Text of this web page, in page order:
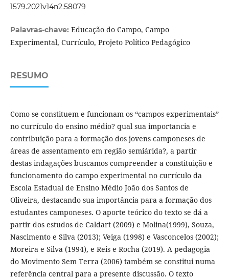
1579.2021v14n2.58079
Palavras-chave: Educação do Campo, Campo
Experimental, Currículo, Projeto Político Pedagógico
RESUMO
Como se constituem e funcionam os “campos experimentais”
no currículo do ensino médio? qual sua importancia e
contribuição para a formação dos jovens camponeses de
áreas de assentamento em região semiárida?, a partir
destas indagações buscamos compreender a constituição e
funcionamento do campo experimental no currículo da
Escola Estadual de Ensino Médio João dos Santos de
Oliveira, destacando sua importância para a formação dos
estudantes camponeses. O aporte teórico do texto se dá a
partir dos estudos de Caldart (2009) e Molina(1999), Souza,
Nascimento e Silva (2013); Veiga (1998) e Vasconcelos (2002);
Moreira e Silva (1994), e Reis e Rocha (2019). A pedagogia
do Movimento Sem Terra (2006) também se constitui numa
referência central para a presente discussão. O texto